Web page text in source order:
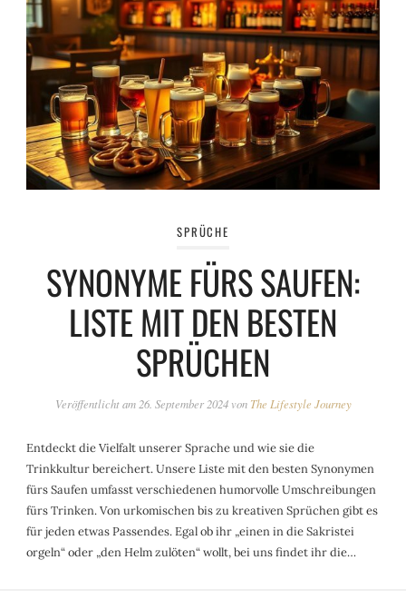
SPRÜCHE
SYNONYME FÜRS SAUFEN:
LISTE MIT DEN BESTEN
SPRÜCHEN
Veröffentlicht am 26. September 2024 von The Lifestyle Journey
Entdeckt die Vielfalt unserer Sprache und wie sie die
Trinkkultur bereichert. Unsere Liste mit den besten Synonymen
fürs Saufen umfasst verschiedenen humorvolle Umschreibungen
fürs Trinken. Von urkomischen bis zu kreativen Sprüchen gibt es
für jeden etwas Passendes. Egal ob ihr „einen in die Sakristei
orgeln“ oder „den Helm zulöten“ wollt, bei uns findet ihr die…